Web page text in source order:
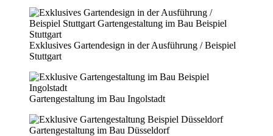
Exklusives Gartendesign in der Ausführung / Beispiel
Stuttgart
Gartengestaltung im Bau Ingolstadt
Gartengestaltung im Bau Düsseldorf